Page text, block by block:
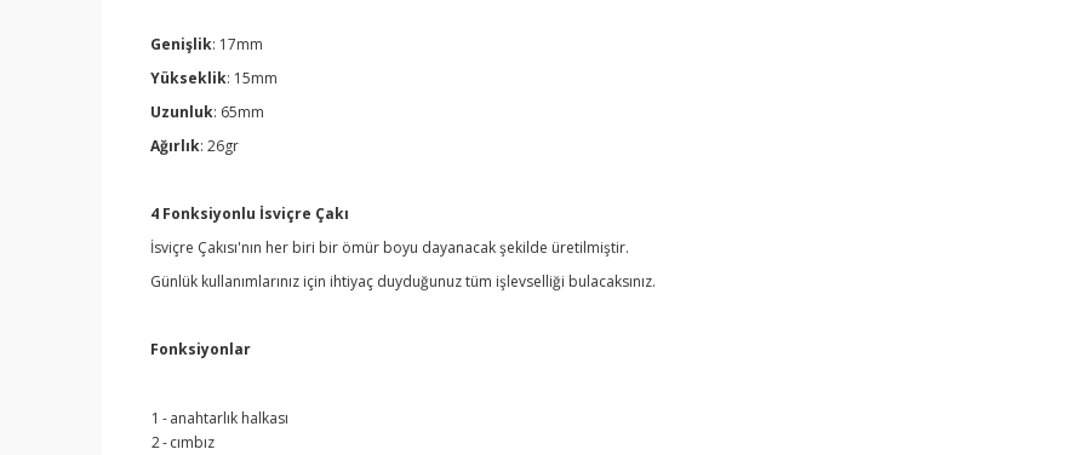
Genişlik: 17mm
Yükseklik: 15mm
Uzunluk: 65mm
Ağırlık: 26gr
4 Fonksiyonlu İsviçre Çakı
İsviçre Çakısı'nın her biri bir ömür boyu dayanacak şekilde üretilmiştir.
Günlük kullanımlarınız için ihtiyaç duyduğunuz tüm işlevselliği bulacaksınız.
Fonksiyonlar
1 -anahtarlık halkası
2-cımbız